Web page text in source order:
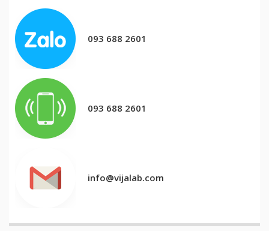
093 688 2601
093 688 2601
info@vijalab.com